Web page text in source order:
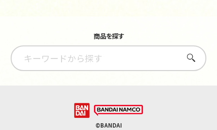
商品を探す
さがす
©BANDAI